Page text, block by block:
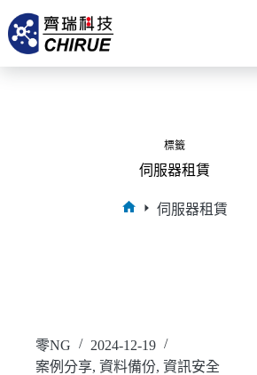
標籤
伺服器租賃
伺服器租賃
零NG
2024-12-19
案例分享, 資料備份, 資訊安全